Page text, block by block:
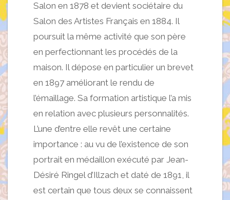
Salon en 1878 et devient sociétaire du
Salon des Artistes Français en 1884. Il
poursuit la même activité que son père
en perfectionnant les procédés de la
maison. Il dépose en particulier un brevet
en 1897 améliorant le rendu de
l’émaillage. Sa formation artistique l’a mis
en relation avec plusieurs personnalités.
L’une d’entre elle revêt une certaine
importance : au vu de l’existence de son
portrait en médaillon exécuté par Jean-
Désiré Ringel d’Illzach et daté de 1891, il
est certain que tous deux se connaissent